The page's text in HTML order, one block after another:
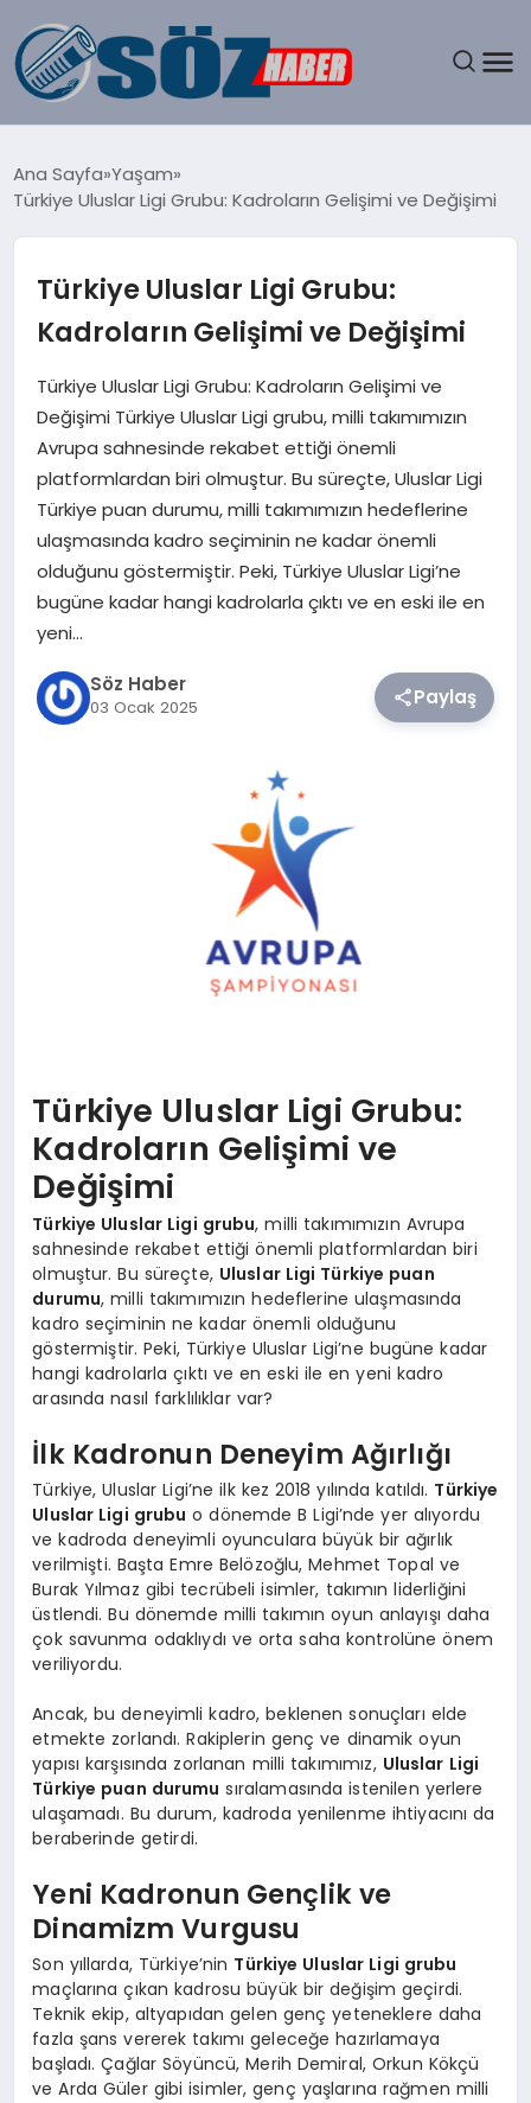
SPOR
MAGAZIN
EKONOMI
EĞITIM
SAĞLIK
DÜNYA
TEKNOLOJI
SIYASET
YAŞAM
Ana Sayfa Yaşam
Türkiye Uluslar Ligi Grubu: Kadroların Gelişimi ve Değişimi
Türkiye Uluslar Ligi Grubu:
Kadroların Gelişimi ve Değişimi
Türkiye Uluslar Ligi Grubu: Kadroların Gelişimi ve
Değişimi Türkiye Uluslar Ligi grubu, milli takımımızın
Avrupa sahnesinde rekabet ettiği önemli
platformlardan biri olmuştur. Bu süreçte, Uluslar Ligi
Türkiye puan durumu, milli takımımızın hedeflerine
ulaşmasında kadro seçiminin ne kadar önemli
olduğunu göstermiştir. Peki, Türkiye Uluslar Ligi’ne
bugüne kadar hangi kadrolarla çıktı ve en eski ile en
yeni…
Söz Haber
03 Ocak 2025 Paylaş
Türkiye Uluslar Ligi Grubu:
Kadroların Gelişimi ve
Değişimi
Türkiye Uluslar Ligi grubu, milli takımımızın Avrupa
sahnesinde rekabet ettiği önemli platformlardan biri
olmuştur. Bu süreçte, Uluslar Ligi Türkiye puan
durumu, milli takımımızın hedeflerine ulaşmasında
kadro seçiminin ne kadar önemli olduğunu
göstermiştir. Peki, Türkiye Uluslar Ligi’ne bugüne kadar
hangi kadrolarla çıktı ve en eski ile en yeni kadro
arasında nasıl farklılıklar var?
İlk Kadronun Deneyim Ağırlığı
Türkiye, Uluslar Ligi’ne ilk kez 2018 yılında katıldı. Türkiye
Uluslar Ligi grubu o dönemde B Ligi’nde yer alıyordu
ve kadroda deneyimli oyunculara büyük bir ağırlık
verilmişti. Başta Emre Belözoğlu, Mehmet Topal ve
Burak Yılmaz gibi tecrübeli isimler, takımın liderliğini
üstlendi. Bu dönemde milli takımın oyun anlayışı daha
çok savunma odaklıydı ve orta saha kontrolüne önem
veriliyordu.
Ancak, bu deneyimli kadro, beklenen sonuçları elde
etmekte zorlandı. Rakiplerin genç ve dinamik oyun
yapısı karşısında zorlanan milli takımımız, Uluslar Ligi
Türkiye puan durumu sıralamasında istenilen yerlere
ulaşamadı. Bu durum, kadroda yenilenme ihtiyacını da
beraberinde getirdi.
Yeni Kadronun Gençlik ve
Dinamizm Vurgusu
Son yıllarda, Türkiye’nin Türkiye Uluslar Ligi grubu
maçlarına çıkan kadrosu büyük bir değişim geçirdi.
Teknik ekip, altyapıdan gelen genç yeteneklere daha
fazla şans vererek takımı geleceğe hazırlamaya
başladı. Çağlar Söyüncü, Merih Demiral, Orkun Kökçü
ve Arda Güler gibi isimler, genç yaşlarına rağmen milli